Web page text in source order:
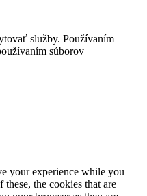
služby. Používaním
súborov
your experience while you
the cookies that are